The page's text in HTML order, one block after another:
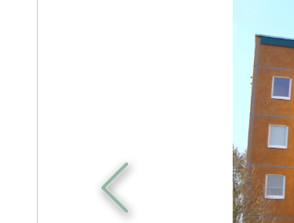
zurück